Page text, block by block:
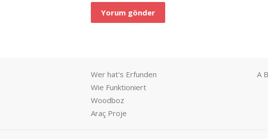
Wer hat's Erfunden
Wie Funktioniert
Woodboz
Araç Proje
A B